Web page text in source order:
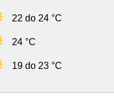
22 do 24 °C
24 °C
19 do 23 °C